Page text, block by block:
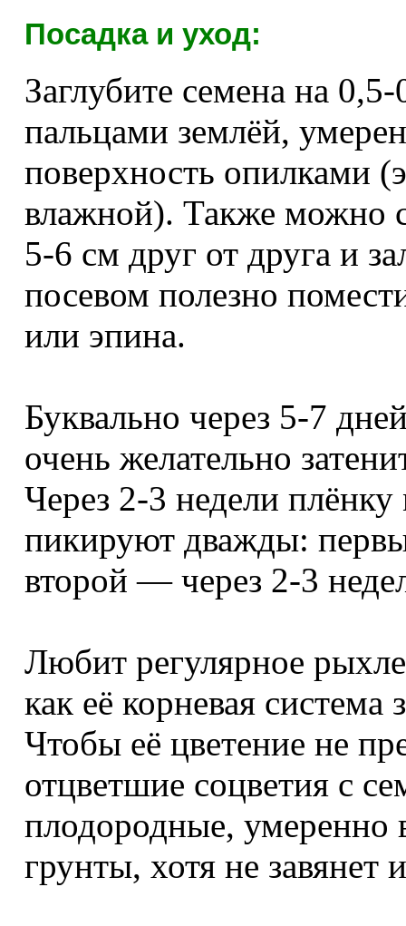
Посадка и уход:
Заглубите семена на
пальцами землёй,
поверхность опилками
влажной). Также можно
5-6 см друг от друга и
посевом полезно
или эпина.
Буквально через 5-7
очень желательно
Через 2-3 недели
пикируют дважды:
второй — через 2-3
Любит регулярное
как её корневая
Чтобы её цветение не
отцветшие соцветия с
плодородные,
грунты, хотя не завянет